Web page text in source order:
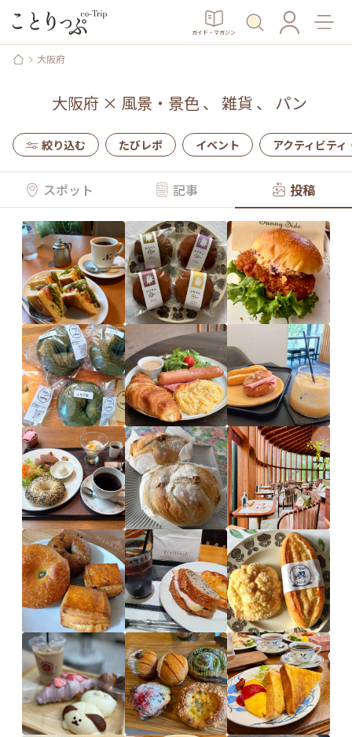
ガイド・マガジン
大阪府
大阪府 × 風景・景色、 雑貨 、 パン
絞り込む たびレポ イベント アクティビティ
スポット 記事 投稿